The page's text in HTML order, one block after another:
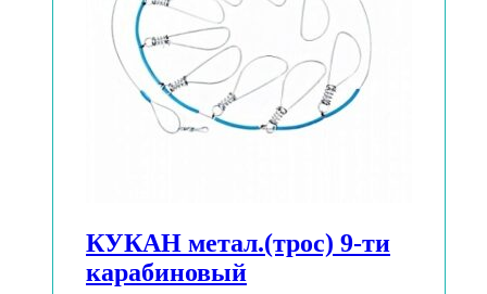
КУКАН метал.(трос) 9-ти
карабиновый